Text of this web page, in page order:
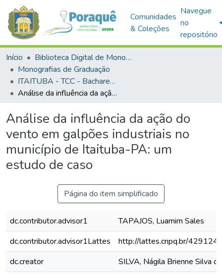
Comunidades
& Coleções
Navegue
no
repositório
Início
Biblioteca Digital de Monografias (BDM)
Monografias de Graduação
ITAITUBA - TCC - Bacharelado em Engenharia Civil
Análise da influência da ação do vento em galpões industriais no município de Itaituba-PA: um estudo de caso
Análise da influência da ação do
vento em galpões industriais no
município de Itaituba-PA: um
estudo de caso
Página do item simplificado
dc.contributor.advisor1
TAPAJOS, Luamim Sales
dc.contributor.advisor1Lattes
http://lattes.cnpq.br/
dc.creator
SILVA, Nágila Brienne Silva da